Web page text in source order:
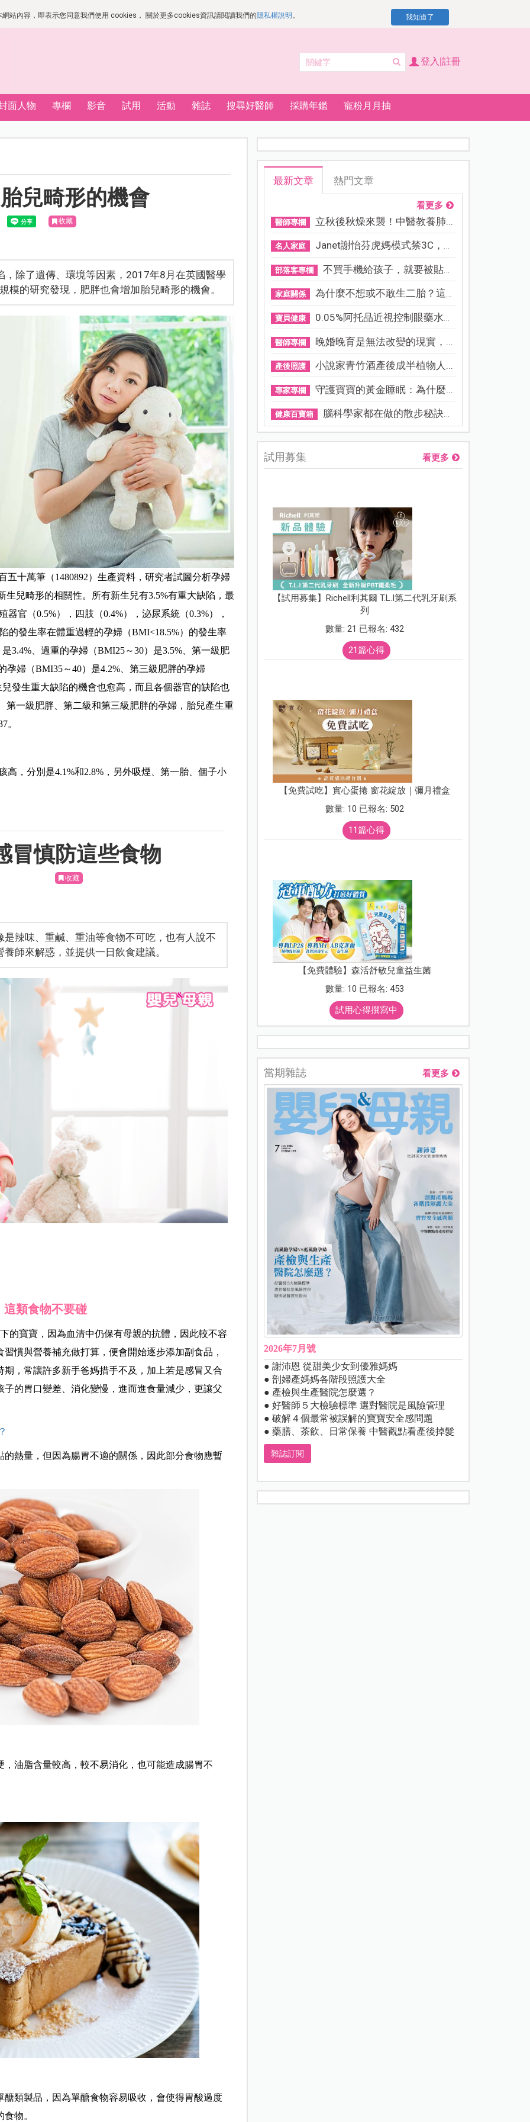
站內容，即表示您同意我們使用 cookies， 關於更多cookies資訊請閱讀我們的隱私權說明 。 我知道了
登入|註冊
面人物 專欄 影音 試用 活動 雜誌 搜尋好醫師 採購年鑑 寵粉月月抽
兒畸形的機會
收藏
，除了遺傳、環境等因素，2017年8月在英國醫學
的研究發現，肥胖也會增加胎兒畸形的機會。
五十萬筆（1480892）生產資料，研究者試圖分析孕婦
兒畸形的相關性。所有新生兒有3.5%有重大缺陷，最
官（0.5%），四肢（0.4%），泌尿系統（0.3%），
的發生率在體重過輕的孕婦（BMI<18.5%）的發生率
3.4%、過重的孕婦（BMI25～30）是3.5%、第一級肥
孕婦（BMI35～40）是4.2%、第三級肥胖的孕婦
發生重大缺陷的機會也愈高，而且各個器官的缺陷也
一級肥胖、第二級和第三級肥胖的孕婦，胎兒產生重
。
，分別是4.1%和2.8%，另外吸煙、第一胎、個子小
冒慎防這些食物
收藏
辣味、重鹹、重油等食物不可吃，也有人說不
師來解惑，並提供一日飲食建議。
這類食物不要碰
的寶寶，因為血清中仍保有母親的抗體，因此較不容
慣與營養補充做打算，便會開始逐步添加副食品，
，常讓許多新手爸媽措手不及，加上若是感冒又合
的胃口變差、消化變慢，進而進食量減少，更讓父
熱量，但因為腸胃不適的關係，因此部分食物應暫
油脂含量較高，較不易消化，也可能造成腸胃不
類製品，因為單醣食物容易吸收，會使得胃酸過度
物。
最新文章 熱門文章
看更多
醫師專欄 立秋後秋燥來襲！中醫教養肺...
名人家庭 Janet謝怡芬虎媽模式禁3C，看...
部落客專欄 不買手機給孩子，就要被貼「...
家庭關係 為什麼不想或不敢生二胎？這8...
寶貝健康 0.05%阿托品近視控制眼藥水納...
醫師專欄 晚婚晚育是無法改變的現實，...
產後照護 小說家青竹酒產後成半植物人...
專家專欄 守護寶寶的黃金睡眠：為什麼...
健康百寶箱 腦科學家都在做的散步秘訣！...
試用募集 看更多
【試用募集】Richell利其爾 T.L.I第二代乳牙刷系
列
數量: 21 已報名: 432
21篇心得
【免費試吃】實心蛋捲 窗花綻放｜彌月禮盒
數量: 10 已報名: 502
11篇心得
【免費體驗】森活舒敏兒童益生菌
數量: 10 已報名: 453
試用心得撰寫中
當期雜誌 看更多
2026年7月號
● 謝沛恩 從甜美少女到優雅媽媽
● 剖婦產媽媽各階段照護大全
● 產檢與生產醫院怎麼選？
● 好醫師５大檢驗標準 選對醫院是風險管理
● 破解４個最常被誤解的寶寶安全感問題
● 藥膳、茶飲、日常保養 中醫觀點看產後掉髮
雜誌訂閱